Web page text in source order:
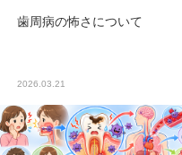
歯周病の怖さについて
2026.03.21